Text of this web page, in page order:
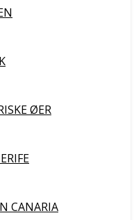
ØER
CANARIA